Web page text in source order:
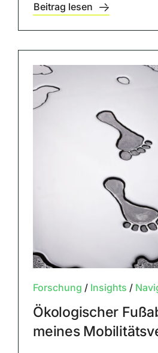
Beitrag lesen
Forschung / Insights /
Ökologischer
meines